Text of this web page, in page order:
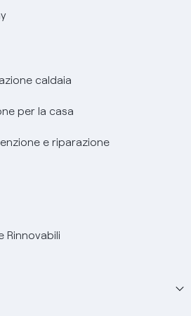
disabilità per offerte Fibra
caldaia
per la casa
e riparazione
Rinnovabili